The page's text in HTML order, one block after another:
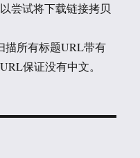
尝试将下载链接拷贝
描所有标题URL带有
保证没有中文。